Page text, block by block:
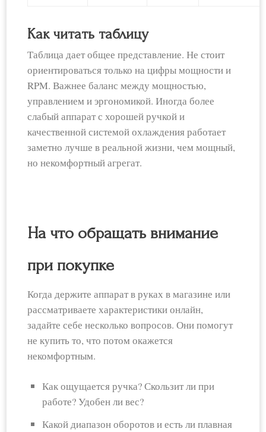
Как читать таблицу
Таблица дает общее представление. Не стоит
ориентироваться только на цифры мощности и
RPM. Важнее баланс между мощностью,
управлением и эргономикой. Иногда более
слабый аппарат с хорошей ручкой и
качественной системой охлаждения работает
заметно лучше в реальной жизни, чем мощный,
но некомфортный агрегат.
На что обращать внимание
при покупке
Когда держите аппарат в руках в магазине или
рассматриваете характеристики онлайн,
задайте себе несколько вопросов. Они помогут
не купить то, что потом окажется
некомфортным.
Как ощущается ручка? Скользит ли при
работе? Удобен ли вес?
Какой диапазон оборотов и есть ли плавная